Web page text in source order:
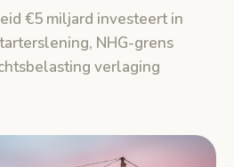
€5 miljard investeert in
NHG-grens
verlaging